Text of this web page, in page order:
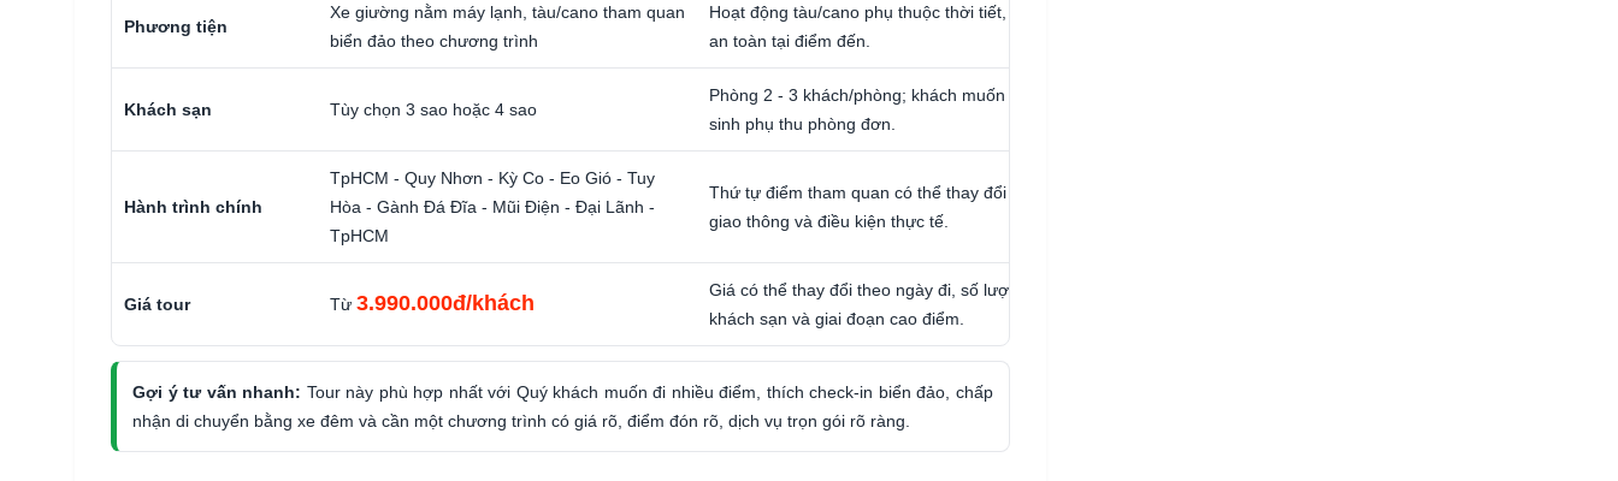
Phương tiện
Xe giường nằm máy lạnh, tàu/cano tham quan
biển đảo theo chương trình
Hoạt động tàu/cano phụ thuộc thời tiết, thủy triều và điều kiện
an toàn tại điểm đến.
Khách sạn Tùy chọn 3 sao hoặc 4 sao
Phòng 2 - 3 khách/phòng; khách muốn ở riêng có thể phát
sinh phụ thu phòng đơn.
Hành trình chính
TpHCM - Quy Nhơn - Kỳ Co - Eo Gió - Tuy
Hòa - Gành Đá Đĩa - Mũi Điện - Đại Lãnh -
TpHCM
Thứ tự điểm tham quan có thể thay đổi để phù hợp thời tiết,
giao thông và điều kiện thực tế.
Giá tour Từ 3.990.000đ/khách
Giá có thể thay đổi theo ngày đi, số lượng khách, tiêu chuẩn
khách sạn và giai đoạn cao điểm.
Gợi ý tư vấn nhanh: Tour này phù hợp nhất với Quý khách muốn đi nhiều điểm, thích check-in biển đảo, chấp
nhận di chuyển bằng xe đêm và cần một chương trình có giá rõ, điểm đón rõ, dịch vụ trọn gói rõ ràng.